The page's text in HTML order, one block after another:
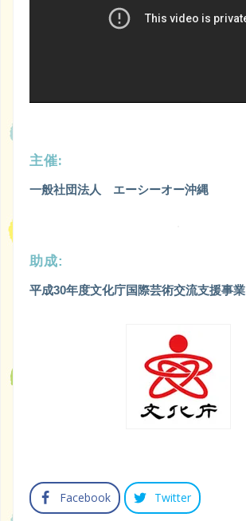
主催:
一般社団法人 エーシーオー沖縄
助成:
平成30年度文化庁国際芸術交流支援事業
Facebook Twitter